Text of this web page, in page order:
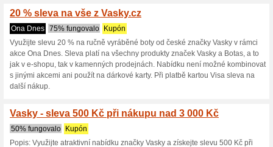
Zobrazení:
Pokračovat na
Získávejte upozornění na